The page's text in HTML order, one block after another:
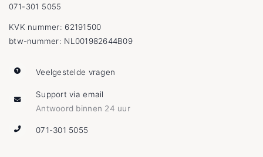
071-301 5055
KVK nummer: 62191500
btw-nummer: NL001982644B09
Veelgestelde vragen
Support via email
Antwoord binnen 24 uur
071-301 5055